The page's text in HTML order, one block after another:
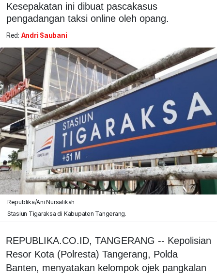
Kesepakatan ini dibuat pascakasus
pengadangan taksi online oleh opang.
Red: Andri Saubani
Republika/Ani Nursalikah
Stasiun Tigaraksa di Kabupaten Tangerang.
REPUBLIKA.CO.ID, TANGERANG -- Kepolisian
Resor Kota (Polresta) Tangerang, Polda
Banten, menyatakan kelompok ojek pangkalan